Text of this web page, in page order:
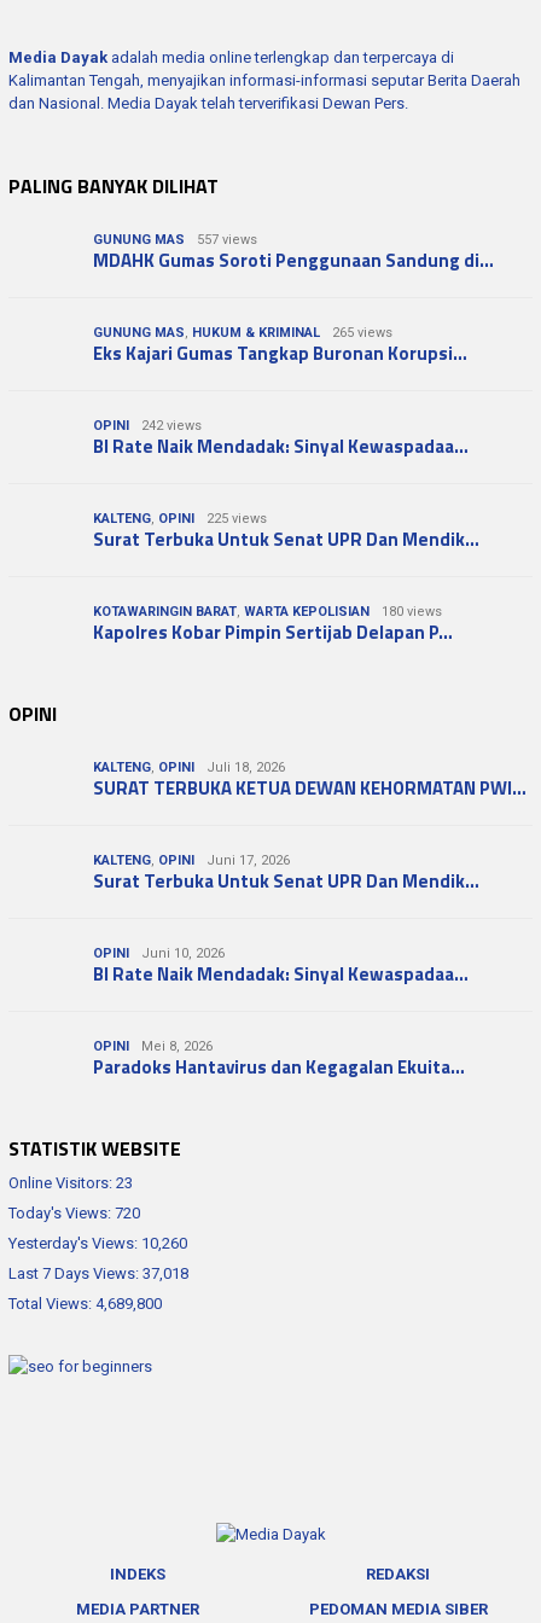
Media Dayak adalah media online terlengkap dan terpercaya di
Kalimantan Tengah, menyajikan informasi-informasi seputar Berita Daerah
dan Nasional. Media Dayak telah terverifikasi Dewan Pers.
PALING BANYAK DILIHAT
GUNUNG MAS 557 views
MDAHK Gumas Soroti Penggunaan Sandung di…
GUNUNG MAS, HUKUM & KRIMINAL 265 views
Eks Kajari Gumas Tangkap Buronan Korupsi…
OPINI 242 views
BI Rate Naik Mendadak: Sinyal Kewaspadaa…
KALTENG, OPINI 225 views
Surat Terbuka Untuk Senat UPR Dan Mendik…
KOTAWARINGIN BARAT, WARTA KEPOLISIAN 180 views
Kapolres Kobar Pimpin Sertijab Delapan P…
OPINI
KALTENG, OPINI Juli 18, 2026
SURAT TERBUKA KETUA DEWAN KEHORMATAN PWI…
KALTENG, OPINI Juni 17, 2026
Surat Terbuka Untuk Senat UPR Dan Mendik…
OPINI Juni 10, 2026
BI Rate Naik Mendadak: Sinyal Kewaspadaa…
OPINI Mei 8, 2026
Paradoks Hantavirus dan Kegagalan Ekuita…
STATISTIK WEBSITE
Online Visitors: 23
Today's Views: 720
Yesterday's Views: 10,260
Last 7 Days Views: 37,018
Total Views: 4,689,800
INDEKS
REDAKSI
MEDIA PARTNER
PEDOMAN MEDIA SIBER